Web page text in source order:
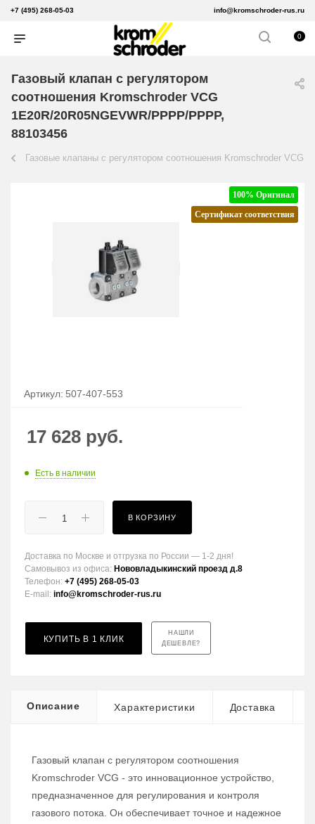
+7 (495) 268-05-03 info@kromschroder-rus.ru
0
Газовый клапан с регулятором
соотношения Kromschroder VCG
1E20R/20R05NGEVWR/PPPP/PPPP,
88103456
Газовые клапаны с регулятором соотношения Kromschroder VCG
100% Оригинал
Сертификат соответствия
Артикул: 507-407-553
17 628 руб.
Есть в наличии
В КОРЗИНУ
Доставка по Москве и отгрузка по России — 1-2 дня!
Самовывоз из офиса: Нововладыкинский проезд д.8
Телефон: +7 (495) 268-05-03
E-mail: info@kromschroder-rus.ru
КУПИТЬ В 1 КЛИК
НАШЛИ
ДЕШЕВЛЕ?
Описание Характеристики Доставка
Газовый клапан с регулятором соотношения
Kromschroder VCG - это инновационное устройство,
предназначенное для регулирования и контроля
газового потока. Он обеспечивает точное и надежное